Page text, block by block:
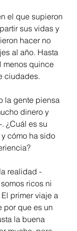
el que supieron
sus vidas y
hacer no
al año. Hasta
menos quince
ciudades.
la gente piensa
dinero y
¿Cuál es su
cómo ha sido
realidad -
ricos ni
primer viaje a
por que es un
la buena